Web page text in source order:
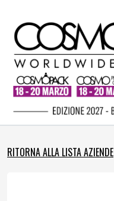
RITORNA ALLA LISTA AZIENDE